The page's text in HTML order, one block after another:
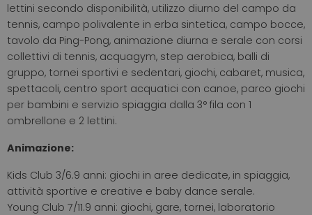
lettini secondo disponibilità, utilizzo diurno del campo da
tennis, campo polivalente in erba sintetica, campo bocce,
tavolo da Ping-Pong, animazione diurna e serale con corsi
collettivi di tennis, acquagym, step aerobica, balli di
gruppo, tornei sportivi e sedentari, giochi, cabaret, musica,
spettacoli, centro sport acquatici con canoe, parco giochi
per bambini e servizio spiaggia dalla 3° fila con 1
ombrellone e 2 lettini.
Animazione:
Kids Club 3/6.9 anni: giochi in aree dedicate, in spiaggia,
attività sportive e creative e baby dance serale.
Young Club 7/11.9 anni: giochi, gare, tornei, laboratorio